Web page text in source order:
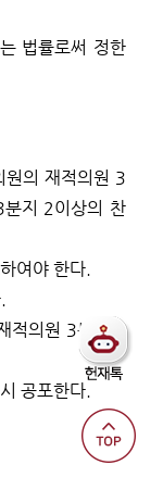
법률로써 정한
원의 재적의원 3
분지 2이상의 찬
여야 한다.
.
적의원 3분지
2
공포한다.